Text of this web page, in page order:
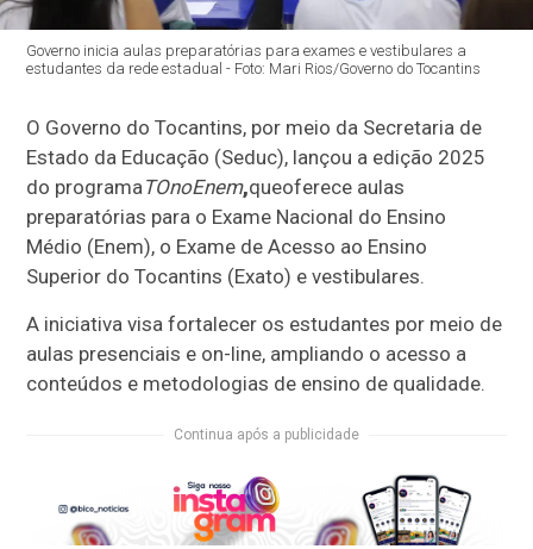
Governo inicia aulas preparatórias para exames e vestibulares a
estudantes da rede estadual - Foto: Mari Rios/Governo do Tocantins
O Governo do Tocantins, por meio da Secretaria de
Estado da Educação (Seduc), lançou a edição 2025
do programaTOnoEnem,queoferece aulas
preparatórias para o Exame Nacional do Ensino
Médio (Enem), o Exame de Acesso ao Ensino
Superior do Tocantins (Exato) e vestibulares.
A iniciativa visa fortalecer os estudantes por meio de
aulas presenciais e on-line, ampliando o acesso a
conteúdos e metodologias de ensino de qualidade.
Continua após a publicidade